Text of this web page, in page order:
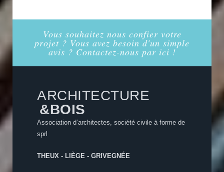
Vous souhaitez nous confier votre
projet ? Vous avez besoin d'un simple
avis ? Contactez-nous par ici !
ARCHITECTURE
&BOIS
Association d’architectes, société civile à forme de
sprl
THEUX - LIÈGE - GRIVEGNÉE